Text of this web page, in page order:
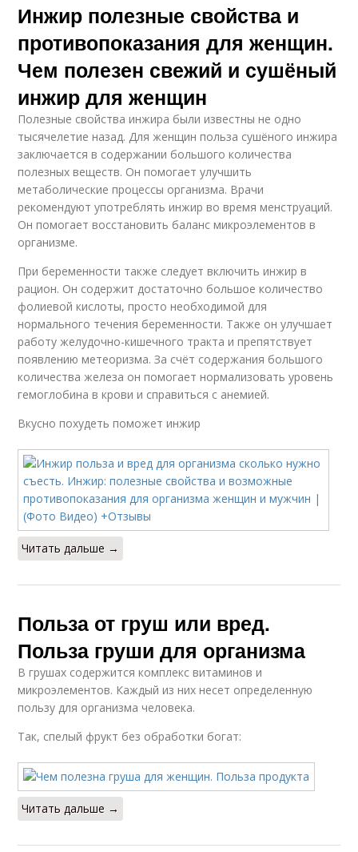
Инжир полезные свойства и
противопоказания для женщин.
Чем полезен свежий и сушёный
инжир для женщин
Полезные свойства инжира были известны не одно
тысячелетие назад. Для женщин польза сушёного инжира
заключается в содержании большого количества
полезных веществ. Он помогает улучшить
метаболические процессы организма. Врачи
рекомендуют употреблять инжир во время менструаций.
Он помогает восстановить баланс микроэлементов в
организме.
При беременности также следует включить инжир в
рацион. Он содержит достаточно большое количество
фолиевой кислоты, просто необходимой для
нормального течения беременности. Также он улучшает
работу желудочно-кишечного тракта и препятствует
появлению метеоризма. За счёт содержания большого
количества железа он помогает нормализовать уровень
гемоглобина в крови и справиться с анемией.
Вкусно похудеть поможет инжир
Читать дальше →
Польза от груш или вред.
Польза груши для организма
В грушах содержится комплекс витаминов и
микроэлементов. Каждый из них несет определенную
пользу для организма человека.
Так, спелый фрукт без обработки богат:
Читать дальше →